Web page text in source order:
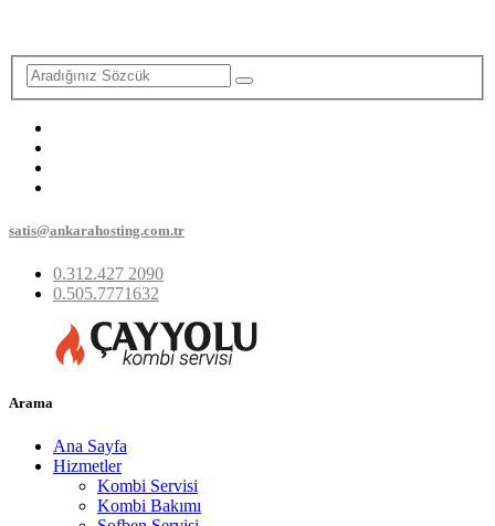
satis@ankarahosting.com.tr
0.312.427 2090
0.505.7771632
Arama
Ana Sayfa
Hizmetler
Kombi Servisi
Kombi Bakımı